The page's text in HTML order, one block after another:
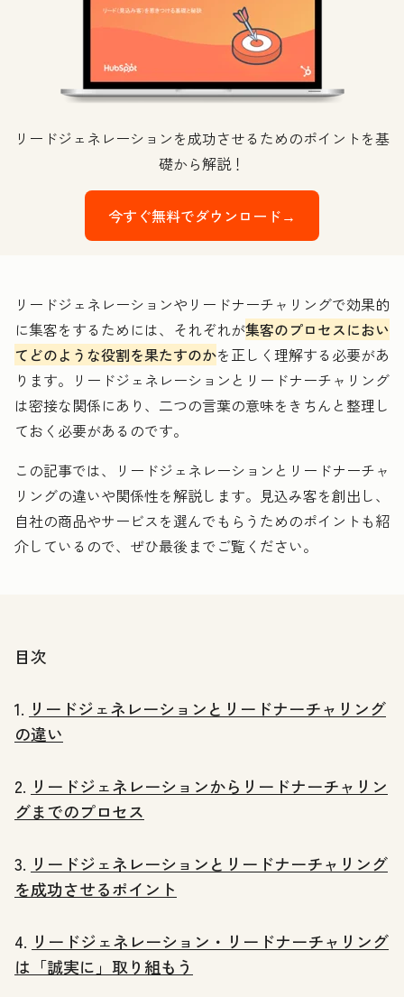
リードジェネレーションを成功させるためのポイントを基
礎から解説！
今すぐ無料でダウンロード→
リードジェネレーションやリードナーチャリングで効果的
に集客をするためには、それぞれが集客のプロセスにおい
てどのような役割を果たすのかを正しく理解する必要があ
ります。リードジェネレーションとリードナーチャリング
は密接な関係にあり、二つの言葉の意味をきちんと整理し
ておく必要があるのです。
この記事では、リードジェネレーションとリードナーチャ
リングの違いや関係性を解説します。見込み客を創出し、
自社の商品やサービスを選んでもらうためのポイントも紹
介しているので、ぜひ最後までご覧ください。
目次
1. リードジェネレーションとリードナーチャリング
の違い
2. リードジェネレーションからリードナーチャリン
グまでのプロセス
3. リードジェネレーションとリードナーチャリング
を成功させるポイント
4. リードジェネレーション・リードナーチャリング
は「誠実に」取り組もう